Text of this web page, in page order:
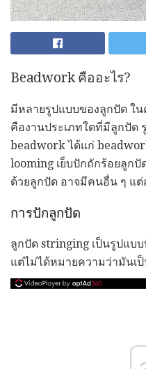
Beadwork คืออะไร?
มีหลายรูปแบบของลูกปัด ใ
คืองานประเภทใดที่มีลูกปัด
beadwork ได้แก่
looming เย็บปักถักร้อยลูก
ด้วยลูกปัด อาจมีคนอื่น ๆ แ
การปักลูกปัด
ลูกปัด stringing เป็นรูปแบ
แต่ไม่ได้หมายความว่ามันเ